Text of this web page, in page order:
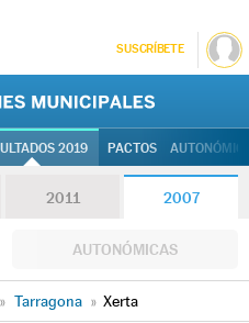
SUSCRÍBETE
2019 PACTOS
2011 2007
AUTONÓMICAS
» Tarragona » Xerta